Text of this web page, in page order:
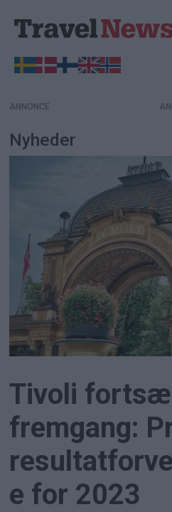
ANNONCE
Nyheder
Tivoli
fremgang:
e for 2023